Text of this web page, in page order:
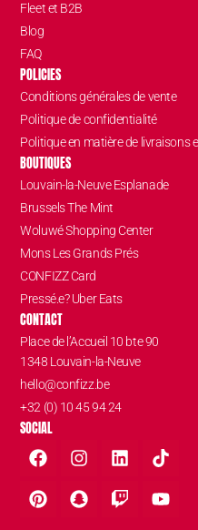
Fleet et B2B
Blog
FAQ
POLICIES
Conditions générales de vente
Politique de confidentialité
Politique en matière de livraisons
BOUTIQUES
Louvain-la-Neuve Esplanade
Brussels The Mint
Woluwé Shopping Center
Mons Les Grands Prés
CONFIZZ Card
Pressé.e? Uber Eats
CONTACT
Place de l’Accueil 10 bte 90
1348 Louvain-la-Neuve
hello@confizz.be
+32 (0) 10 45 94 24
SOCIAL